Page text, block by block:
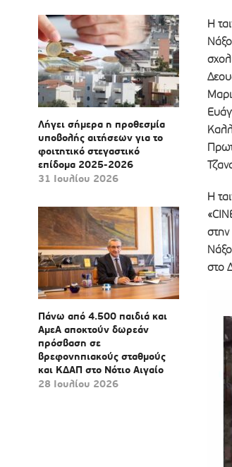
Λήγει σήμερα η προθεσμία
υποβολής αιτήσεων για το
φοιτητικό στεγαστικό
επίδομα 2025-2026
31 Ιουλίου 2026
Πάνω από 4.500 παιδιά και
ΑμεΑ αποκτούν δωρεάν
πρόσβαση σε
βρεφονηπιακούς σταθμούς
και ΚΔΑΠ στο Νότιο Αιγαίο
28 Ιουλίου 2026
Η
Η
στην
στο